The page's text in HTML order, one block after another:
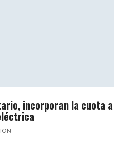
incorporan la cuota a